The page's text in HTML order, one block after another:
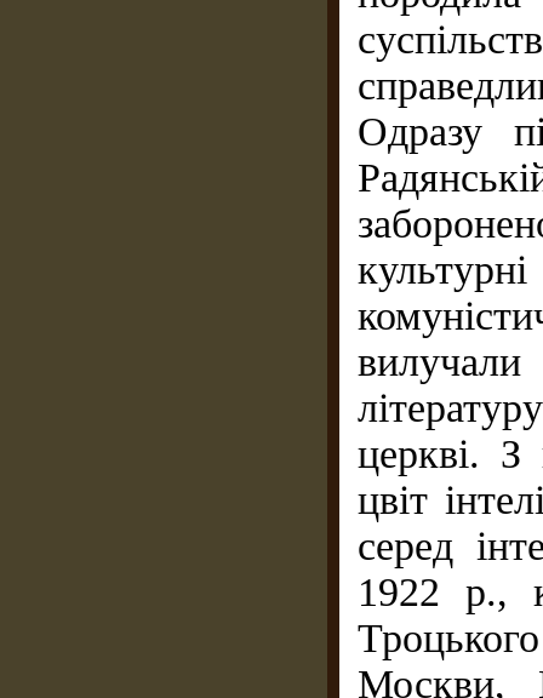
Одразу
церкві. З
цвіт
серед
1922 p.,
Москви,